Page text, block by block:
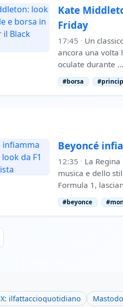
Kate
Friday
17:45 · Un
ancora una volta
oculate durante …
#borsa
Beyoncé
12:35 · La
musica e dello
Formula 1,
#beyonce
X: ilfattaccioquotidiano